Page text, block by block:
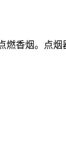
燃香烟。点